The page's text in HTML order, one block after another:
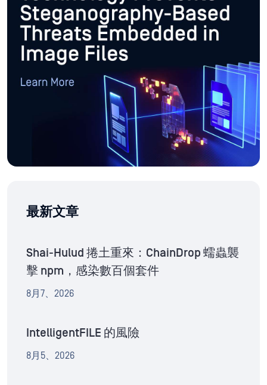
最新文章
Shai-Hulud 捲土重來：ChainDrop 蠕蟲襲
擊 npm，感染數百個套件
8月7、2026
IntelligentFILE 的風險
8月5、2026